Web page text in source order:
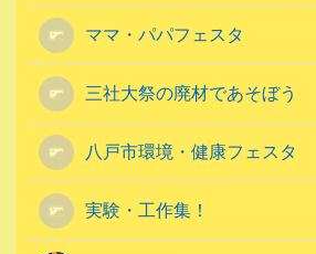
ママ・パパフェスタ
三社大祭の廃材であそぼう
八戸市環境・健康フェスタ
実験・工作集！